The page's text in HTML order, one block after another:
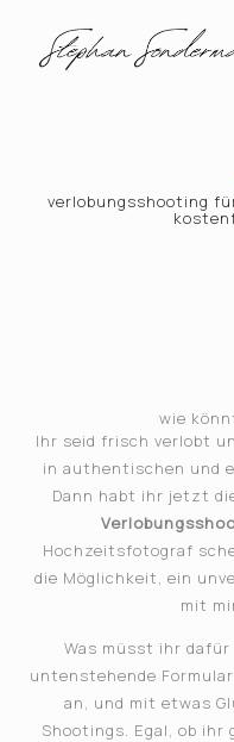
springen
verlobungsshooting
wie
Ihr seid frisch verlobt
in authentischen und
Dann habt ihr jetzt
Hochzeitsfotograf
die Möglichkeit, ein
mit
Was müsst ihr
untenstehende
an, und mit etwas
Shootings. Egal, ob ihr